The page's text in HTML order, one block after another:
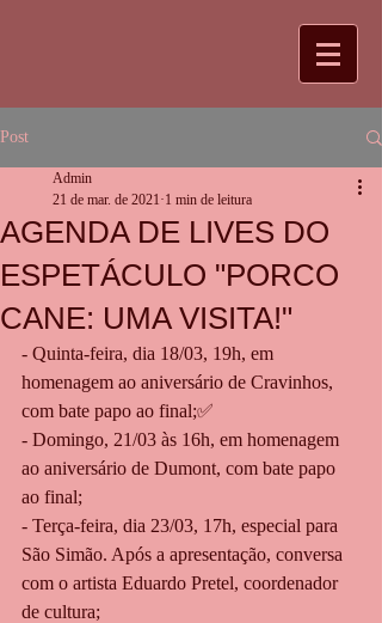
Post
AGENDA DE LIVES DO
ESPETÁCULO "PORCO
CANE: UMA VISITA!"
Admin
21 de mar. de 2021 1 min de leitura
- Quinta-feira, dia 18/03, 19h, em
homenagem ao aniversário de Cravinhos,
com bate papo ao final;✅
- Domingo, 21/03 às 16h, em homenagem
ao aniversário de Dumont, com bate papo
ao final;
- Terça-feira, dia 23/03, 17h, especial para
São Simão. Após a apresentação, conversa
com o artista Eduardo Pretel, coordenador
de cultura;